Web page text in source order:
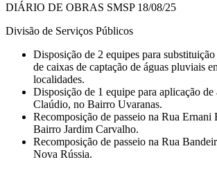
DIÁRIO DE OBRAS SMSP 18/08/25
Divisão de Serviços Públicos
Disposição de 2 equipes para
de caixas de captação de águas pluviais
localidades.
Disposição de 1 equipe para aplicação de
Claúdio, no Bairro Uvaranas.
Recomposição de passeio na Rua Ernani
Bairro Jardim Carvalho.
Recomposição de passeio na Rua
Nova Rússia.